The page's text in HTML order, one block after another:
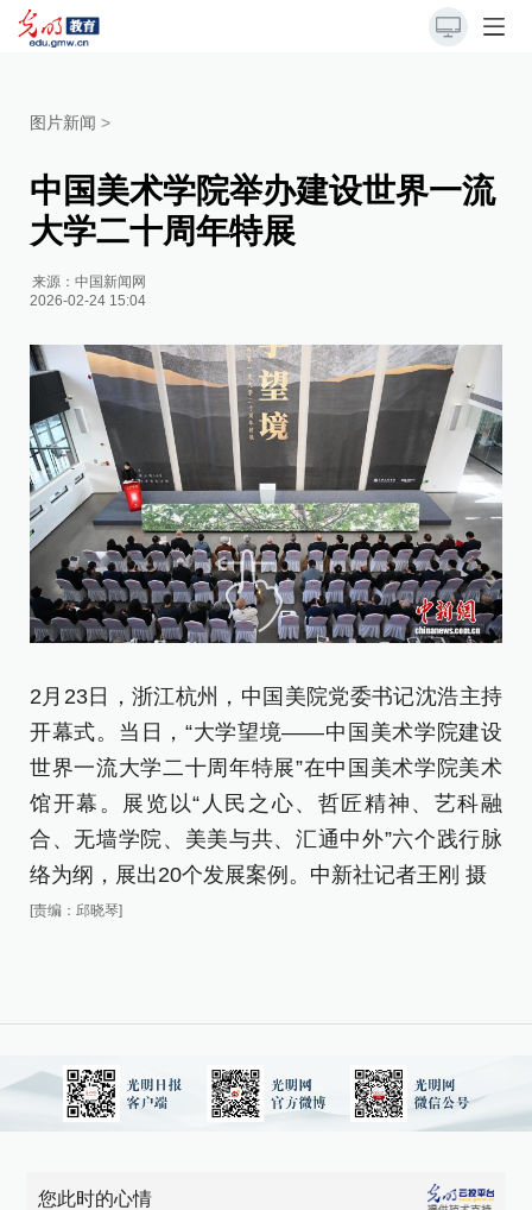
图片新闻 >
中国美术学院举办建设世界一流
大学二十周年特展
来源：中国新闻网
2026-02-24 15:04
2月23日，浙江杭州，中国美院党委书记沈浩主持
开幕式。当日，“大学望境——中国美术学院建设
世界一流大学二十周年特展”在中国美术学院美术
馆开幕。展览以“人民之心、哲匠精神、艺科融
合、无墙学院、美美与共、汇通中外”六个践行脉
络为纲，展出20个发展案例。中新社记者王刚 摄
[责编：邱晓琴]
您此时的心情